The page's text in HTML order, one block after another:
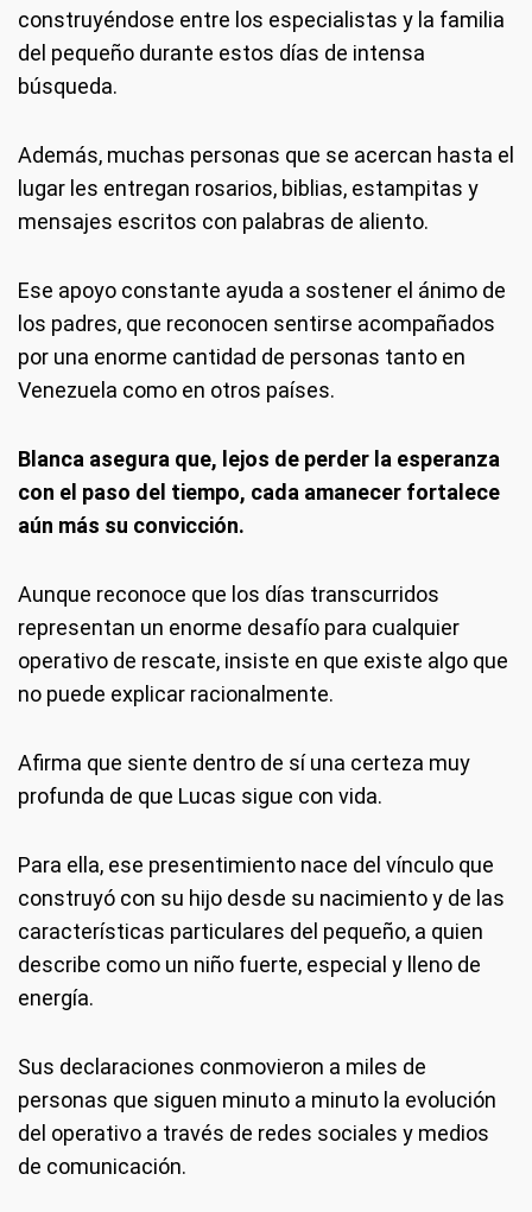
construyéndose entre los especialistas y la familia
del pequeño durante estos días de intensa
búsqueda.
Además, muchas personas que se acercan hasta el
lugar les entregan rosarios, biblias, estampitas y
mensajes escritos con palabras de aliento.
Ese apoyo constante ayuda a sostener el ánimo de
los padres, que reconocen sentirse acompañados
por una enorme cantidad de personas tanto en
Venezuela como en otros países.
Blanca asegura que, lejos de perder la esperanza
con el paso del tiempo, cada amanecer fortalece
aún más su convicción.
Aunque reconoce que los días transcurridos
representan un enorme desafío para cualquier
operativo de rescate, insiste en que existe algo que
no puede explicar racionalmente.
Afirma que siente dentro de sí una certeza muy
profunda de que Lucas sigue con vida.
Para ella, ese presentimiento nace del vínculo que
construyó con su hijo desde su nacimiento y de las
características particulares del pequeño, a quien
describe como un niño fuerte, especial y lleno de
energía.
Sus declaraciones conmovieron a miles de
personas que siguen minuto a minuto la evolución
del operativo a través de redes sociales y medios
de comunicación.